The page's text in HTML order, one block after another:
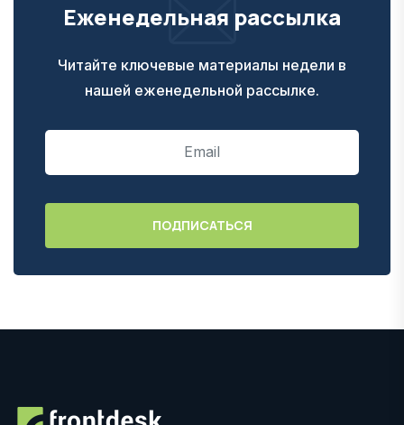
Еженедельная рассылка
Читайте ключевые материалы недели в
нашей еженедельной рассылке.